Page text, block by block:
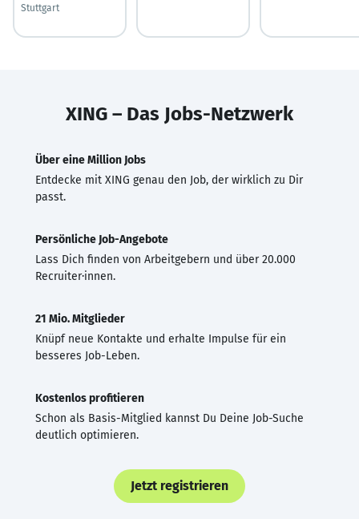
Stuttgart
XING – Das Jobs-Netzwerk
Über eine Million Jobs
Entdecke mit XING genau den Job, der wirklich zu Dir
passt.
Persönliche Job-Angebote
Lass Dich finden von Arbeitgebern und über 20.000
Recruiter·innen.
21 Mio. Mitglieder
Knüpf neue Kontakte und erhalte Impulse für ein
besseres Job-Leben.
Kostenlos profitieren
Schon als Basis-Mitglied kannst Du Deine Job-Suche
deutlich optimieren.
Jetzt registrieren